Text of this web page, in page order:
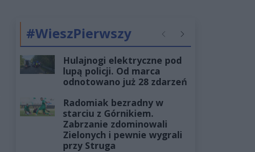
#WieszPierwszy PoprzednieNastępne
Hulajnogi elektryczne pod
lupą policji. Od marca
odnotowano już 28 zdarzeń
Radomiak bezradny w
starciu z Górnikiem.
Zabrzanie zdominowali
Zielonych i pewnie wygrali
przy Struga